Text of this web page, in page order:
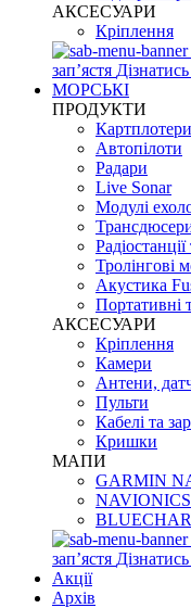
АКСЕСУАРИ
Кріплення
запʼястя
МОРСЬКІ
ПРОДУКТИ
Автопілоти
Радари
Live Sonar
Модулі
Тролінгові
Акустика
Портативні
АКСЕСУАРИ
Кріплення
Камери
Антени,
Пульти
Кабелі та
Кришки
МАПИ
GARMIN
NAVIONICS
запʼястя
Акції
Архів